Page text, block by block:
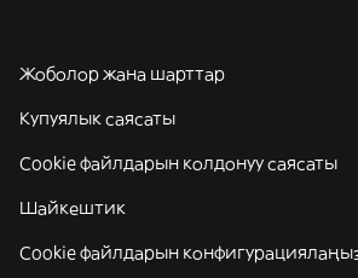
Жоболор жана шарттар
Купуялык саясаты
Cookie файлдарын колдонуу саясаты
Шайкештик
Cookie файлдарын